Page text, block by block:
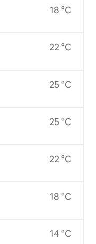
18 °C
22 °C
25 °C
25 °C
22 °C
18 °C
14 °C